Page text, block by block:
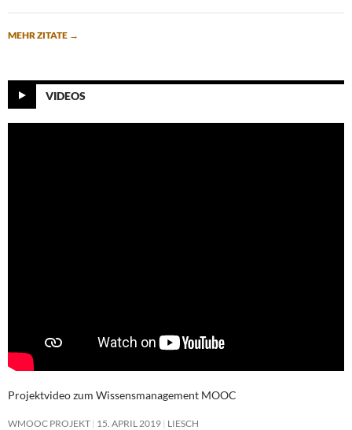
MEHR ZITATE →
VIDEOS
Projektvideo zum Wissensmanagement MOOC
WMOOC PROJEKT 15. APRIL 2019 LIESCH